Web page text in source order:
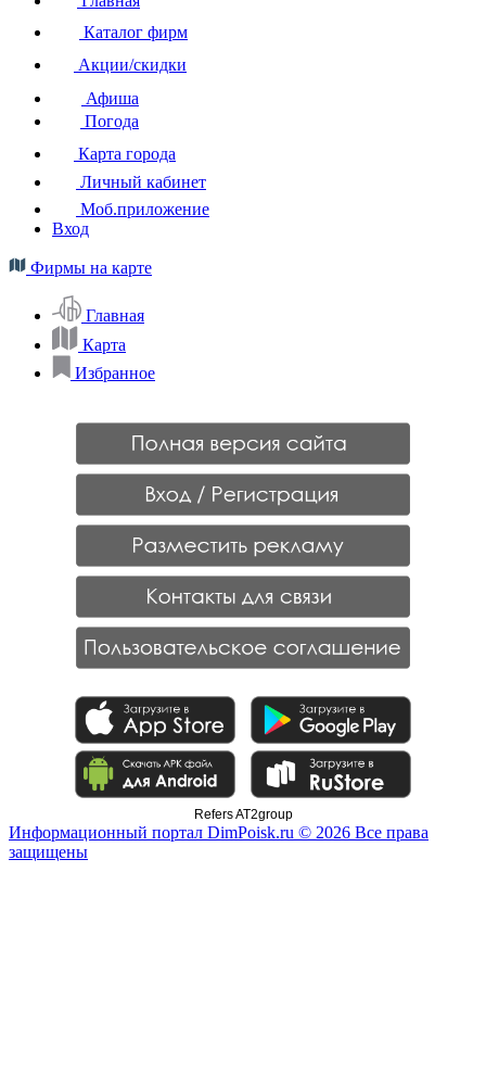
Каталог фирм
Акции/скидки
Афиша
Погода
Карта города
Личный кабинет
Моб.приложение
Вход
Фирмы на карте
Главная
Карта
Избранное
Refers AT2group
Информационный портал DimPoisk.ru © 2026 Все права
защищены